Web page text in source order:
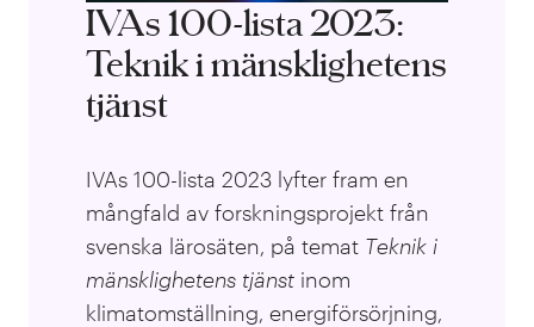
IVAs 100-lista 2023:
Teknik i mänsklighetens
tjänst
IVAs 100-lista 2023 lyfter fram en
mångfald av forskningsprojekt från
svenska lärosäten, på temat Teknik i
mänsklighetens tjänst inom
klimatomställning, energiförsörjning,